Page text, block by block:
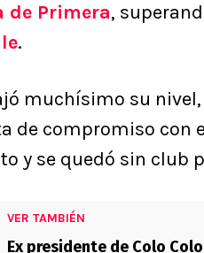
de Primera,
.
muchísimo su
de compromiso con
y se quedó sin club
VER TAMBIÉN
Ex presidente de Colo